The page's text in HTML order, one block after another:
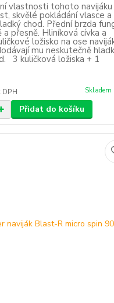
vlastnosti tohoto navijáku
skvělé pokládání vlasce a
chod. Přední brzda
přesně. Hliníková cívka a
ložisko na ose
mu neskutečně
3 kuličková ložiska + 1
DPH Skladem
Přidat do košíku